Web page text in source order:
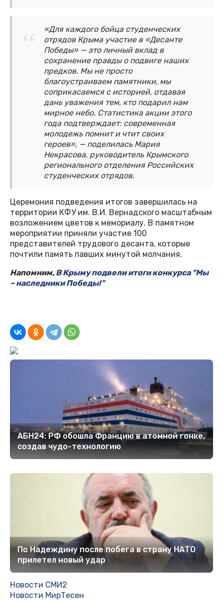
«Для каждого бойца студенческих
отрядов Крыма участие в «Десанте
Победы» — это личный вклад в
сохранение правды о подвиге наших
предков. Мы не просто
благоустраиваем памятники, мы
соприкасаемся с историей, отдавая
дань уважения тем, кто подарил нам
мирное небо. Статистика акции этого
года подтверждает: современная
молодежь помнит и чтит своих
героев», — поделилась Мария
Некрасова, руководитель Крымского
регионального отделения Российских
студенческих отрядов.
Церемония подведения итогов завершилась на
территории КФУ им. В.И. Вернадского масштабным
возложением цветов к мемориалу. В памятном
мероприятии приняли участие 100
представителей трудового десанта, которые
почтили память павших минутой молчания.
Напомним,В Крыму подвели итоги конкурса "Мы
– наследники Победы!"
АБН24: РФ обошла Францию в атомной гонке,
создав чудо-технологию
По Надеждину после побега в страну НАТО
прилетел новый удар
Новости СМИ2
Новости МирТесен